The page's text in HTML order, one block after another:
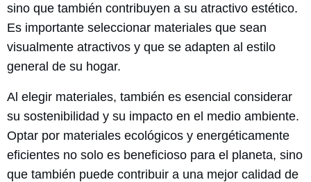
sino que también contribuyen a su atractivo estético.
Es importante seleccionar materiales que sean
visualmente atractivos y que se adapten al estilo
general de su hogar.
Al elegir materiales, también es esencial considerar
su sostenibilidad y su impacto en el medio ambiente.
Optar por materiales ecológicos y energéticamente
eficientes no solo es beneficioso para el planeta, sino
que también puede contribuir a una mejor calidad de